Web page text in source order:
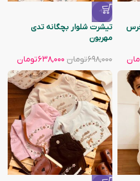
-9%
تیشرت شلوار بچگانه تدی
مهربون
۶۹۸,۰۰۰تومان ۶۳۸,۰۰۰تومان